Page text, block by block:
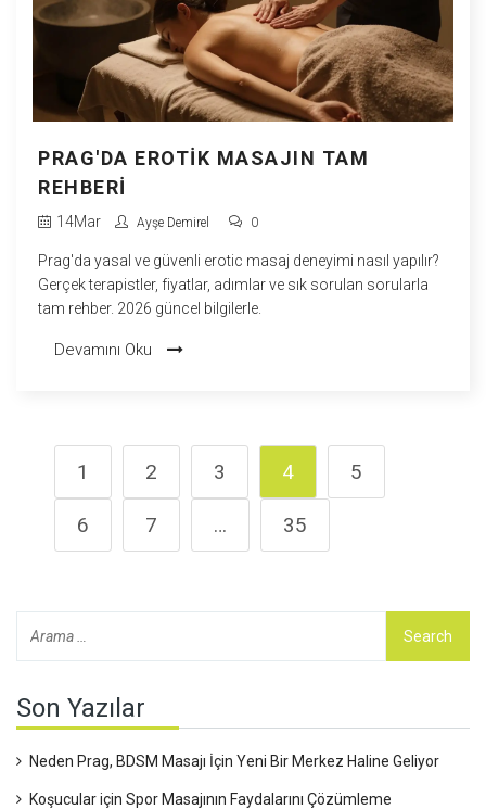
PRAG'DA EROTIK MASAJIN TAM
REHBERI
14Mar Ayşe Demirel 0
Prag'da yasal ve güvenli erotic masaj deneyimi nasıl yapılır?
Gerçek terapistler, fiyatlar, adımlar ve sık sorulan sorularla
tam rehber. 2026 güncel bilgilerle.
Devamını Oku
1 2 3 4 5
6 7 … 35
Son Yazılar
Neden Prag, BDSM Masajı İçin Yeni Bir Merkez Haline Geliyor
Koşucular için Spor Masajının Faydalarını Çözümleme